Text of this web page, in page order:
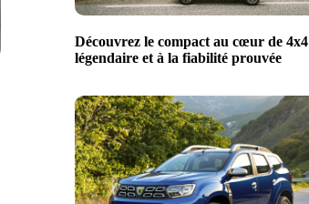
Découvrez le compact au cœur de 4x4
légendaire et à la fiabilité prouvée